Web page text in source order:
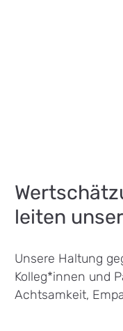
leiten
Unsere Haltung
Kolleg*innen und
Achtsamkeit,